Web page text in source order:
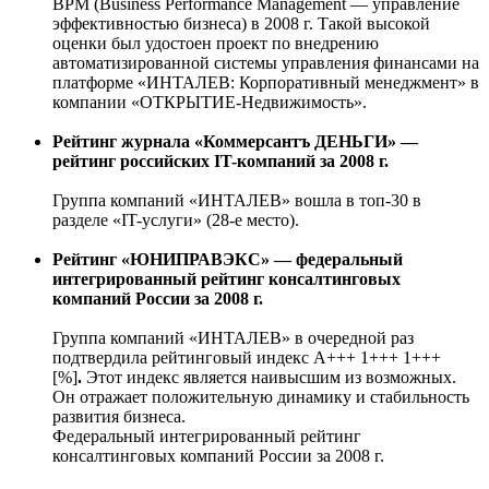
BPM (Business Performance Management — управление
эффективностью бизнеса) в 2008 г. Такой высокой
оценки был удостоен проект по внедрению
автоматизированной системы управления финансами на
платформе «ИНТАЛЕВ: Корпоративный менеджмент» в
компании «ОТКРЫТИЕ-Недвижимость».
Рейтинг журнала «Коммерсантъ ДЕНЬГИ» —
рейтинг российских IT-компаний за 2008 г.
Группа компаний «ИНТАЛЕВ» вошла в топ-30 в
разделе «IT-услуги» (28-е место).
Рейтинг «ЮНИПРАВЭКС» — федеральный
интегрированный рейтинг консалтинговых
компаний России за 2008 г.
Группа компаний «ИНТАЛЕВ» в очередной раз
подтвердила рейтинговый индекс А+++ 1+++ 1+++
[%]. Этот индекс является наивысшим из возможных.
Он отражает положительную динамику и стабильность
развития бизнеса.
Федеральный интегрированный рейтинг
консалтинговых компаний России за 2008 г.